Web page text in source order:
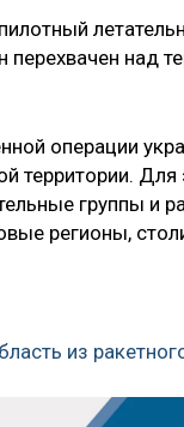
над
операции
территории. Для
группы и
регионы,
из